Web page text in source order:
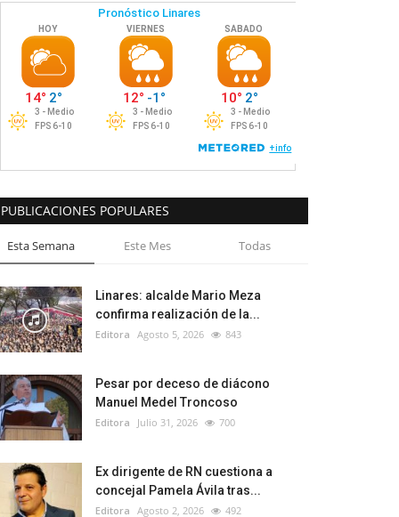
PUBLICACIONES POPULARES
Esta Semana Este Mes Todas
Linares: alcalde Mario Meza
confirma realización de la...
Editora Agosto 5, 2026 843
Pesar por deceso de diácono
Manuel Medel Troncoso
Editora Julio 31, 2026 700
Ex dirigente de RN cuestiona a
concejal Pamela Ávila tras...
Editora Agosto 2, 2026 492